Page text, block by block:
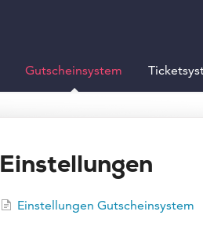
Gutscheinsystem
Einstellungen
Einstellungen Gutscheinsystem